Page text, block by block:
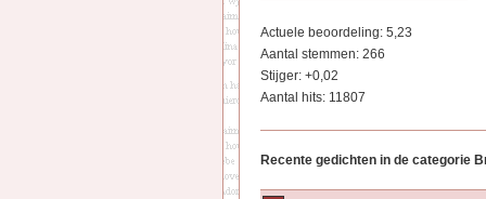
Actuele beoordeling: 5,23
Aantal stemmen: 266
Stijger: +0,02
Aantal hits: 11807
Recente gedichten in de categorie